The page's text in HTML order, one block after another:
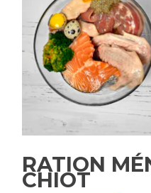
RATION
CHIOT